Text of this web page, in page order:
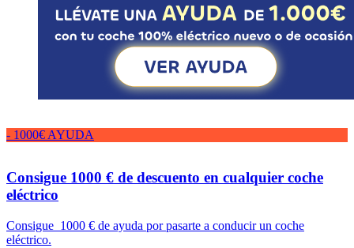
- 1000€ AYUDA
Consigue 1000 € de descuento en cualquier coche
eléctrico
Consigue 1000 € de ayuda por pasarte a conducir un coche
eléctrico.